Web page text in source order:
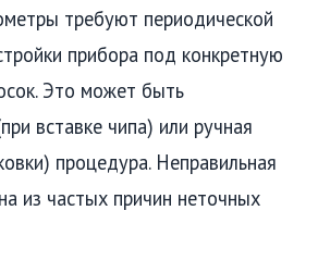
требуют периодической
прибора под конкретную
Это может быть
вставке чипа) или ручная
процедура. Неправильная
из частых причин неточных